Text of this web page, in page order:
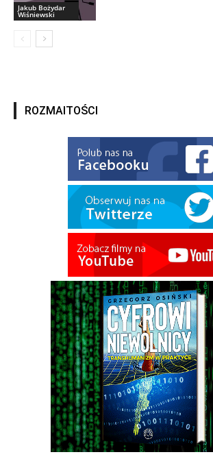
Jakub Bożydar
Wiśniewski
ROZMAITOŚCI